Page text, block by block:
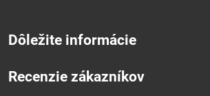
Dôležite informácie
Recenzie zákazníkov